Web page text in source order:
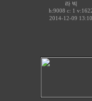
라 빅
h:9008 c: 1
2014-12-09 13:10